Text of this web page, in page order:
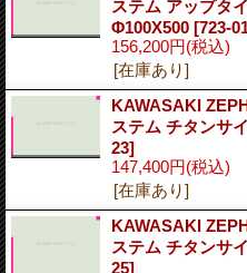
ステム アップタ
Φ100X500 [723-
156,200円(税込)
[在庫あり]
KAWASAKI
ステム チタンサ
23]
147,400円(税込)
[在庫あり]
KAWASAKI
ステム チタンサ
25]